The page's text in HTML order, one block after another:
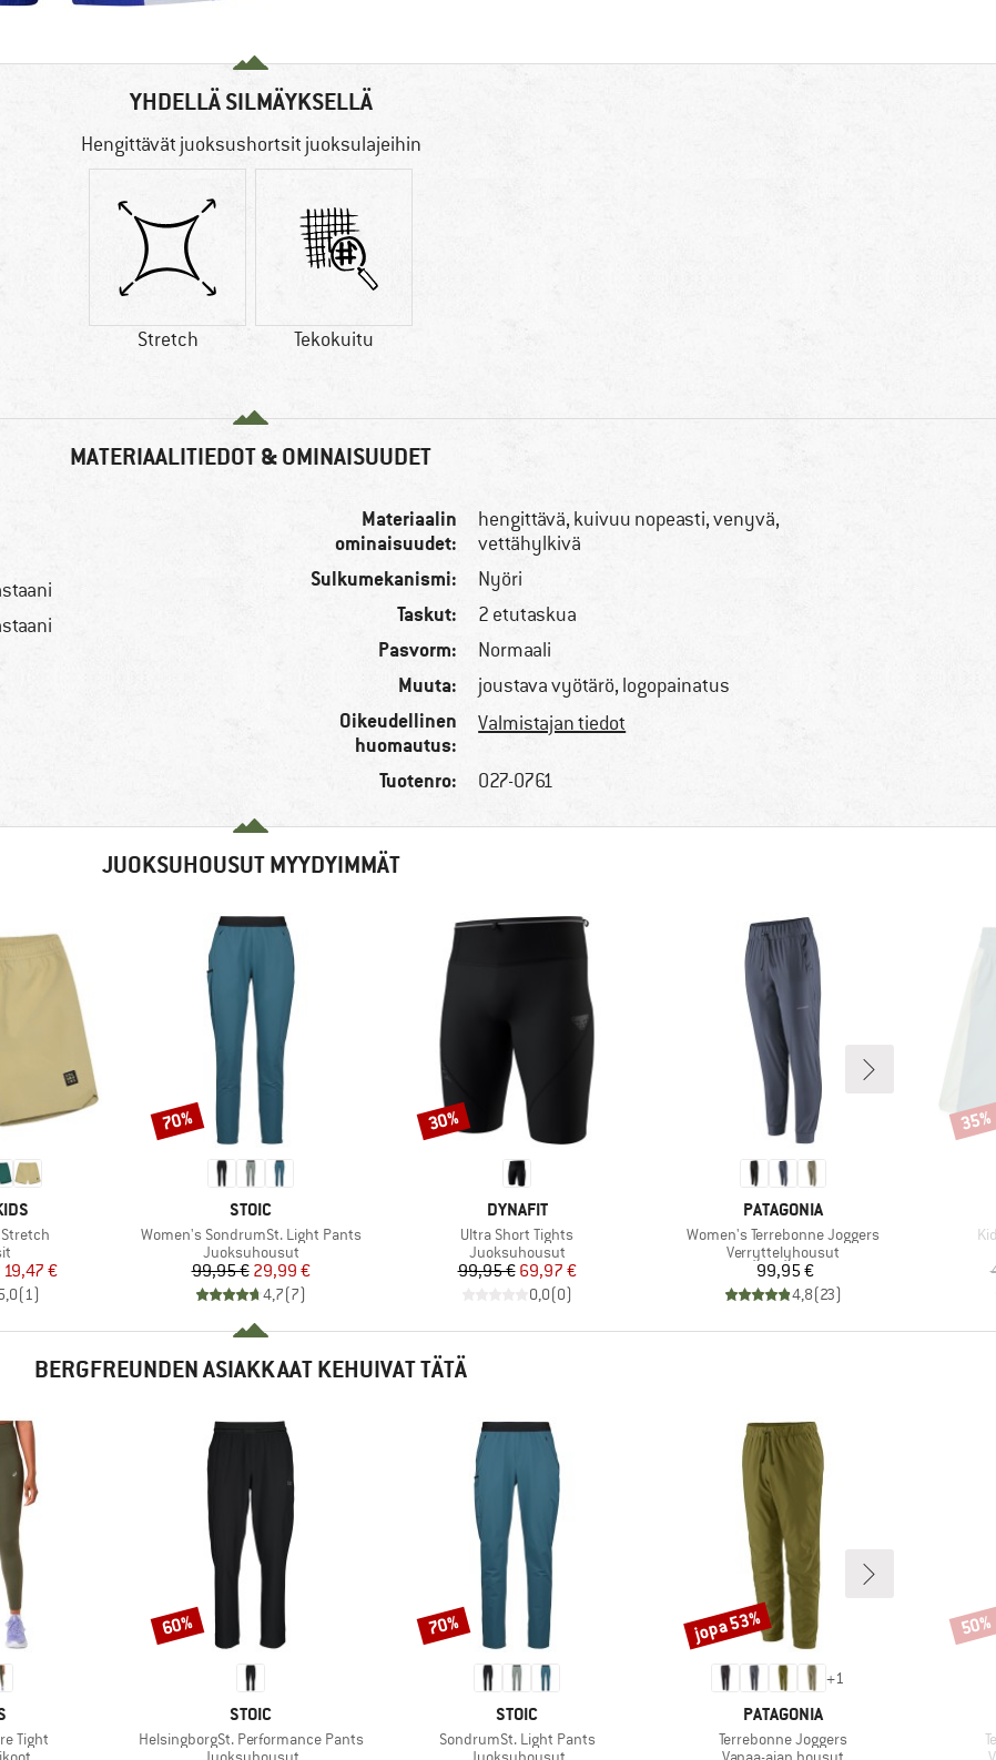
YHDELLÄ SILMÄYKSELLÄ
Hengittävät juoksushortsit juoksulajeihin
Stretch Tekokuitu
MATERIAALITIEDOT & OMINAISUUDET
Materiaalin
ominaisuudet:
hengittävä, kuivuu nopeasti, venyvä,
vettähylkivä
Sulkumekanismi: Nyöri
Taskut: 2 etutaskua
Pasvorm: Normaali
Muuta: joustava vyötärö, logopainatus
Oikeudellinen
huomautus:
Valmistajan tiedot
Tuotenro: 027-0761
JUOKSUHOUSUT MYYDYIMMÄT
hinta
19,47 €
(1)
MERKKI
STOIC
Tuote
Women's SondrumSt. Light Pants
Tuoteryhmä
Juoksuhousut
Hinta
99,95 €Alennettu hinta
29,99 €
4,7(7)
Alennus
70%
MERKKI
DYNAFIT
Tuote
Ultra Short Tights
Tuoteryhmä
Juoksuhousut
Hinta
99,95 €Alennettu hinta
69,97 €
0,0(0)
Alennus
30%
MERKKI
PATAGONIA
Tuote
Women's Terrebonne Joggers
Tuoteryhmä
Verryttelyhousut
Hinta
99,95 €
4,8(23)
35%
BERGFREUNDEN ASIAKKAAT KEHUIVAT TÄTÄ
Tight
MERKKI
STOIC
Tuote
HelsingborgSt. Performance Pants
Tuoteryhmä
Alennus
60%
MERKKI
STOIC
Tuote
SondrumSt. Light Pants
Tuoteryhmä
Alennus
70%
+1
MERKKI
PATAGONIA
Tuote
Terrebonne Joggers
Tuoteryhmä
Alennus
jopa 53% 50%